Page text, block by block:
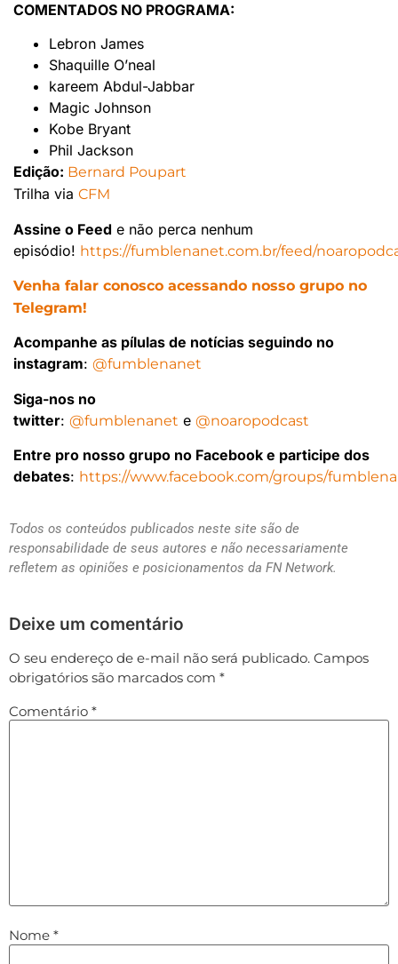
COMENTADOS NO PROGRAMA:
Lebron James
Shaquille O’neal
kareem Abdul-Jabbar
Magic Johnson
Kobe Bryant
Phil Jackson
Edição: Bernard Poupart
Trilha via CFM
Assine o Feed e não perca nenhum
episódio! https://fumblenanet.com.br/feed/
Venha falar conosco acessando nosso grupo no
Telegram!
Acompanhe as pílulas de notícias seguindo no
instagram: @fumblenanet
Siga-nos no
twitter: @fumblenanet e @noaropodcast
Entre pro nosso grupo no Facebook e participe dos
debates: https://www.facebook.com/groups/
Todos os conteúdos publicados neste site são de
responsabilidade de seus autores e não necessariamente
refletem as opiniões e posicionamentos da FN Network.
Deixe um comentário
O seu endereço de e-mail não será publicado. Campos
obrigatórios são marcados com *
Comentário *
Nome *